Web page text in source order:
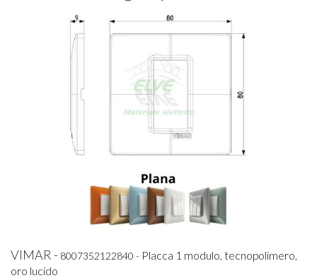
VIMAR - 8007352122840 - Placca 1 modulo, tecnopolimero,
oro lucido